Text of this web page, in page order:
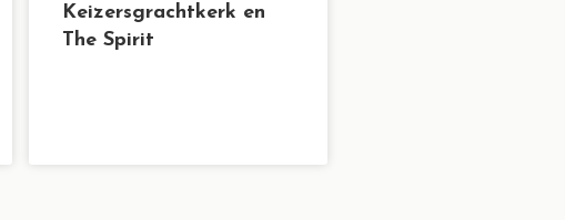
Keizersgrachtkerk en
The Spirit